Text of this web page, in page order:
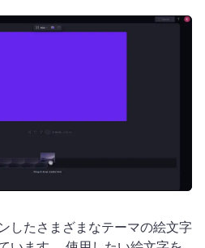
したさまざまなテーマの絵文字